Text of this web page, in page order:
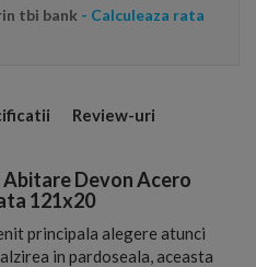
tbi bank - Calculeaza rata
Review-uri
Devon Acero
121x20
principala alegere atunci
in pardoseala, aceasta